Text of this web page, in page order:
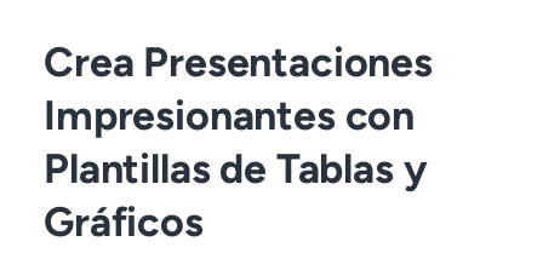
Crea Presentaciones
Impresionantes con
Plantillas de Tablas y
Gráficos